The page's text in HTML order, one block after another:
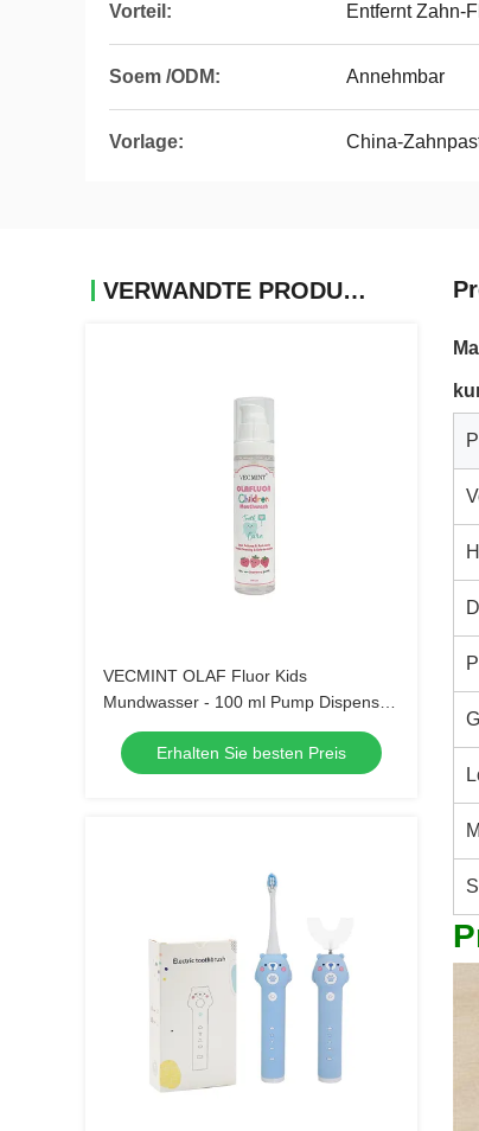
Vorteil: Entfernt Zahn-
Soem /ODM: Annehmbar
Vorlage: China-
VERWANDTE PRODUKTE
VECMINT OLAF Fluor Kids
Mundwasser - 100 ml Pump Dispenser
Erdbeer Geschmack Anti-Hohlraum
Zucker Verteidigung sicher zu
schlucken Mundpflege
Erhalten Sie besten Preis